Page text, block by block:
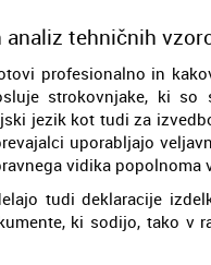
tehničnih
profesionalno in
strokovnjake, ki so
jezik kot tudi za
uporabljajo
vidika popolnoma
tudi deklaracije
ki sodijo, tako v